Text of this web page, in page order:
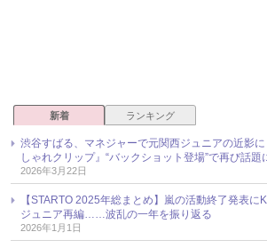
新着 ランキング
渋谷すばる、マネジャーで元関西ジュニアの近影
しゃれクリップ』“バックショット登場”で再び話題
2026年3月22日
【STARTO 2025年総まとめ】嵐の活動終了発表に
ジュニア再編……波乱の一年を振り返る
2026年1月1日